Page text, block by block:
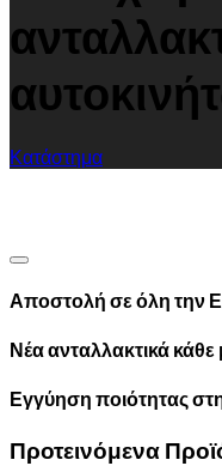
Κατάστημα
Αποστολή σε όλη την
Νέα ανταλλακτικά
Εγγύηση ποιότητας
Προτεινόμενα